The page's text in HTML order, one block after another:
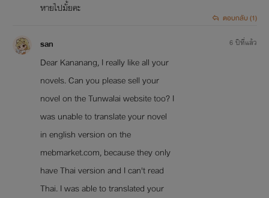
หายไปมั้ยคะ
ตอบกลับ (1)
san
Dear Kananang, I really like all your
novels. Can you please sell your
novel on the Tunwalai website too? I
was unable to translate your novel
in english version on the
mebmarket.com, because they only
have Thai version and I can't read
Thai. I was able to translated your
6 ปีที่แล้ว